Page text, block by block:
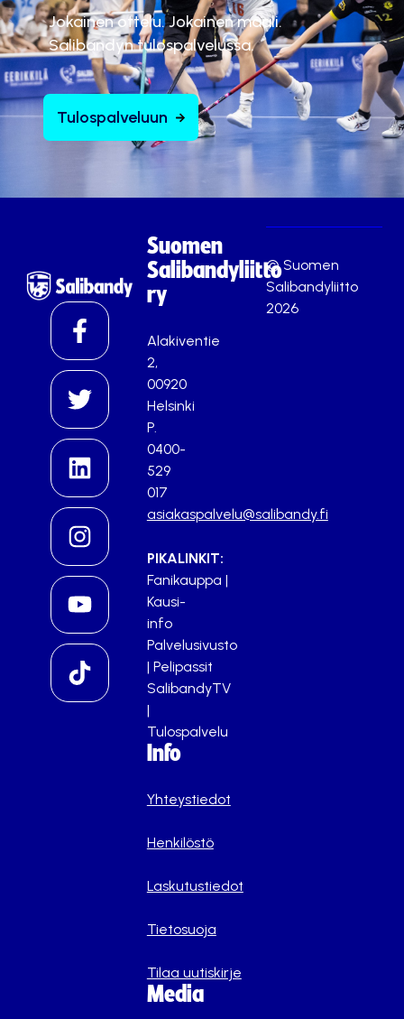
Jokainen ottelu. Jokainen maali.
Salibandyn tulospalvelussa.
Tulospalveluun
Suomen
Salibandyliitto
ry
Alakiventie
2,
00920
Helsinki
P.
0400-
529
017
asiakaspalvelu@salibandy.fi
PIKALINKIT:
Fanikauppa |
Kausi-
info
Palvelusivusto
| Pelipassit
SalibandyTV
|
Tulospalvelu
Info
Yhteystiedot
Henkilöstö
Laskutustiedot
Tietosuoja
Tilaa uutiskirje
Media
© Suomen
Salibandyliitto
2026